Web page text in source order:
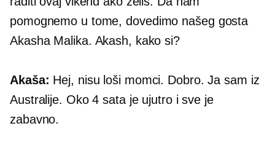
pomognemo u tome, dovedimo našeg gosta
Akasha Malika. Akash, kako si?
Akaša: Hej, nisu loši momci. Dobro. Ja sam iz
Australije. Oko 4 sata je ujutro i sve je
zabavno.